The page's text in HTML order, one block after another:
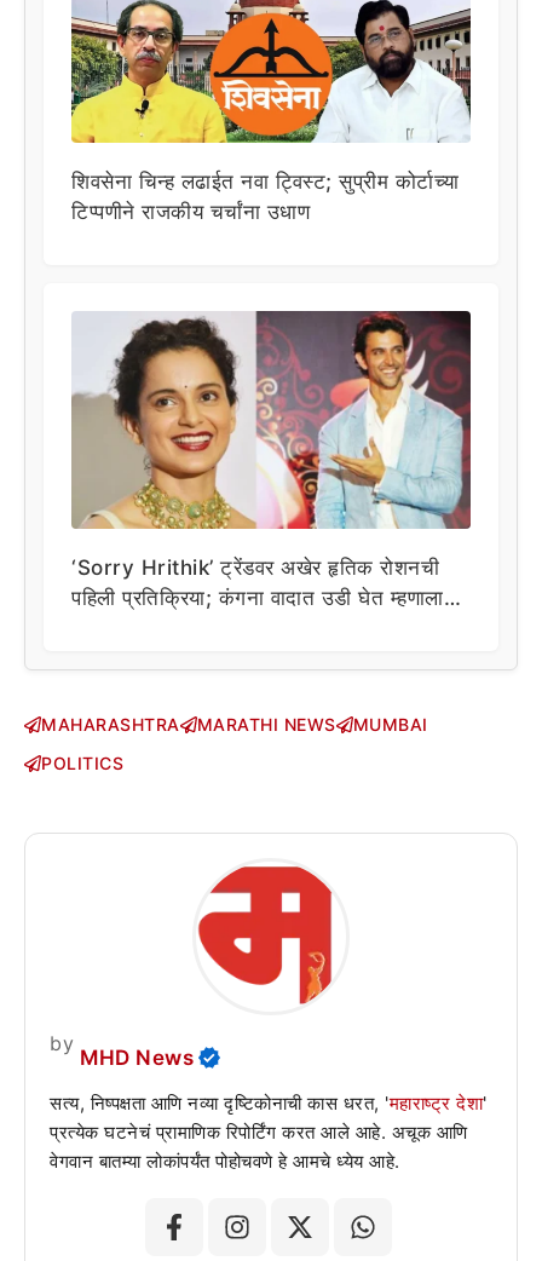
शिवसेना चिन्ह लढाईत नवा ट्विस्ट; सुप्रीम कोर्टाच्या
टिप्पणीने राजकीय चर्चांना उधाण
‘Sorry Hrithik’ ट्रेंडवर अखेर हृतिक रोशनची
पहिली प्रतिक्रिया; कंगना वादात उडी घेत म्हणाला…
MAHARASHTRA MARATHI NEWS
MUMBAI
POLITICS
by
MHD News
सत्य, निष्पक्षता आणि नव्या दृष्टिकोनाची कास धरत, 'महाराष्ट्र देशा'
प्रत्येक घटनेचं प्रामाणिक रिपोर्टिंग करत आले आहे. अचूक आणि
वेगवान बातम्या लोकांपर्यंत पोहोचवणे हे आमचे ध्येय आहे.